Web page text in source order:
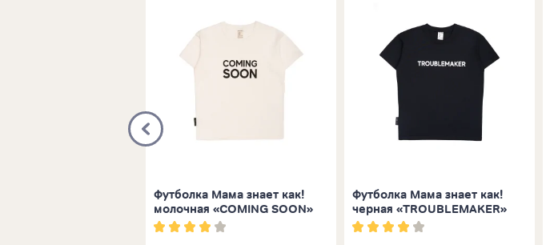
Футболка Мама знает как!
молочная «COMING SOON»
Футболка Мама знает как!
черная «TROUBLEMAKER»